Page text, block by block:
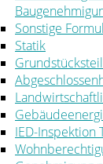
Sonstige
Statik
IED-Inspektion